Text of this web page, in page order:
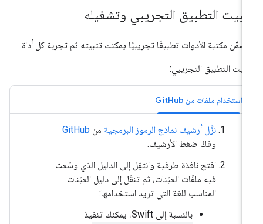
التطبيق التجريبي وتشغيله
مكتبة الأدوات تطبيقًا تجريبيًا يمكنك تثبيته ثم تجربة كل أداة.
التطبيق التجريبي:
استخدام ملفات من GitHub
نزِّل أرشيف نماذج الرموز البرمجيةمن GitHub
وفكِّ ضغط الأرشيف.
افتح نافذة طرفية وانتقِل إلى الدليل الذي وسّعت
فيه ملفّات العيّنات، ثم تنقّل إلى دليل العيّنات
المناسب للغة التي تريد استخدامها:
بالنسبة إلى Swift، يمكنك تنفيذ